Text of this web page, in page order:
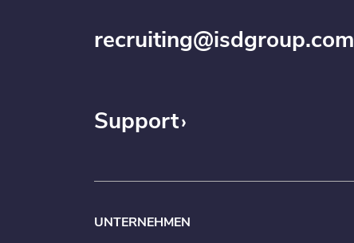
recruiting@isdgroup.com
Support
UNTERNEHMEN